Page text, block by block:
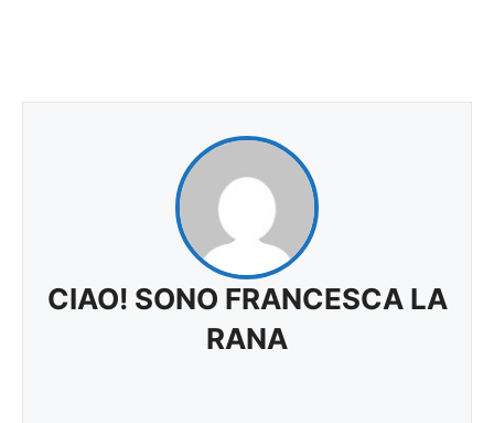
CIAO! SONO FRANCESCA LA
RANA